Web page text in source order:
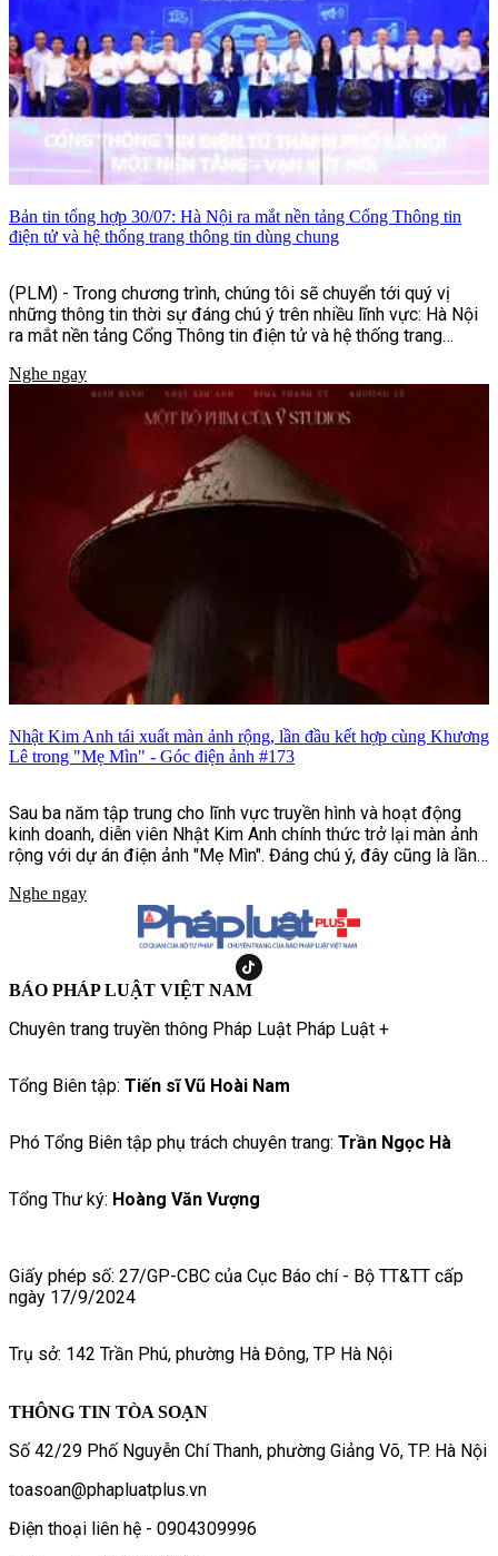
Bản tin tổng hợp 30/07: Hà Nội ra mắt nền tảng Cổng Thông tin
điện tử và hệ thống trang thông tin dùng chung
(PLM) - Trong chương trình, chúng tôi sẽ chuyển tới quý vị
những thông tin thời sự đáng chú ý trên nhiều lĩnh vực: Hà Nội
ra mắt nền tảng Cổng Thông tin điện tử và hệ thống trang
niệm Ngày Thương binh - Liệt sĩ, cùng những nỗ lực tăng
cường bảo đảm an toàn giao thông, phòng, chống mua bán
người và nhiều tin tức nổi bật khác.
Nghe ngay
Nhật Kim Anh tái xuất màn ảnh rộng, lần đầu kết hợp cùng Khương
Lê trong "Mẹ Mìn" - Góc điện ảnh #173
Sau ba năm tập trung cho lĩnh vực truyền hình và hoạt động
kinh doanh, diễn viên Nhật Kim Anh chính thức trở lại màn ảnh
rộng với dự án điện ảnh "Mẹ Mìn". Đáng chú ý, đây cũng là lần
kém cô 13 tuổi. Dù không vào vai cặp đôi, sự kết hợp giữa hai
gương mặt thuộc hai thế hệ diễn viên vẫn nhanh chóng thu hút
sự quan tâm của khán giả ngay từ những hình ảnh đầu tiên
Nghe ngay
BÁO PHÁP LUẬT VIỆT NAM
Chuyên trang truyền thông Pháp Luật Pháp Luật +
Tổng Biên tập: Tiến sĩ Vũ Hoài Nam
Phó Tổng Biên tập phụ trách chuyên trang: Trần Ngọc Hà
Tổng Thư ký: Hoàng Văn Vượng
Giấy phép số: 27/GP-CBC của Cục Báo chí - Bộ TT&TT cấp
ngày 17/9/2024
Trụ sở: 142 Trần Phú, phường Hà Đông, TP Hà Nội
THÔNG TIN TÒA SOẠN
Số 42/29 Phố Nguyễn Chí Thanh, phường Giảng Võ, TP. Hà Nội
toasoan@phapluatplus.vn
Điện thoại liên hệ - 0904309996